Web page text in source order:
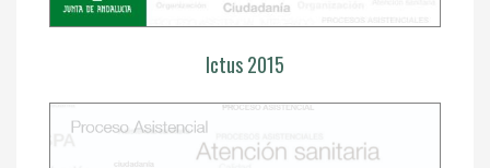
Ictus 2015